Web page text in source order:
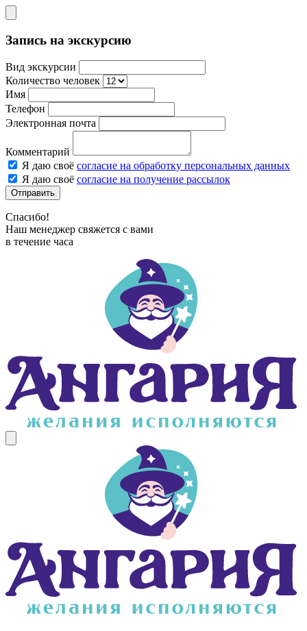
Запись на экскурсию
Вид экскурсии
Количество человек
Имя
Телефон
Электронная почта
Комментарий
Я даю своё согласие на обработку персональных данных
Я даю своё согласие на получение рассылок
Отправить
Спасибо!
Наш менеджер свяжется с вами
в течение часа